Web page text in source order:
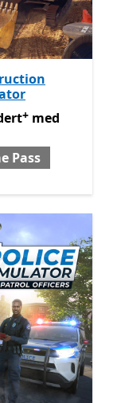
med Game Pass
+ med
Pass